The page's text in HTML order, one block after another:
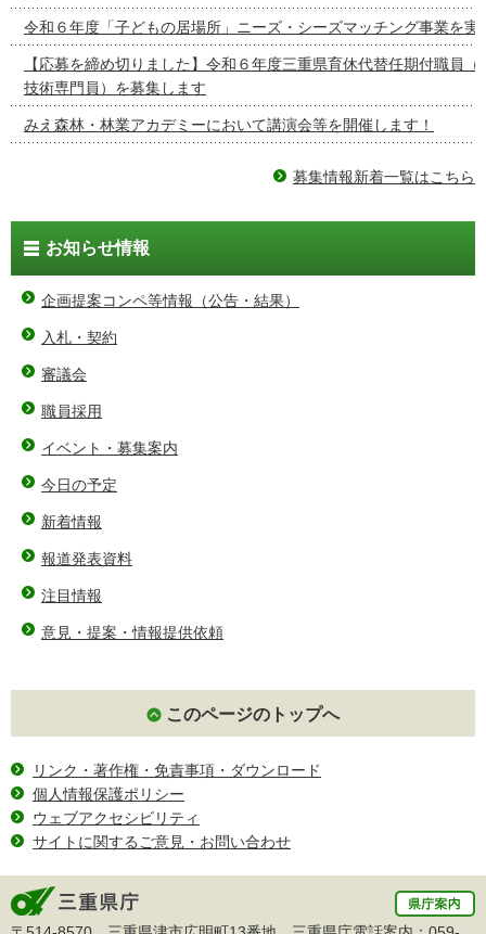
令和６年度「子どもの居場所」ニーズ・シーズマッチング事業を実
【応募を締め切りました】令和６年度三重県育休代替任期付職員
技術専門員）を募集します
みえ森林・林業アカデミーにおいて講演会等を開催します！
募集情報新着一覧はこちら
お知らせ情報
企画提案コンペ等情報（公告・結果）
入札・契約
審議会
職員採用
イベント・募集案内
今日の予定
新着情報
報道発表資料
注目情報
意見・提案・情報提供依頼
このページのトップへ
リンク・著作権・免責事項・ダウンロード
個人情報保護ポリシー
ウェブアクセシビリティ
サイトに関するご意見・お問い合わせ